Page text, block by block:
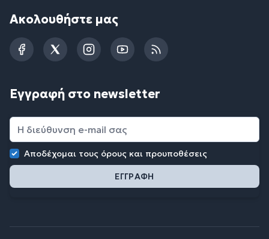
Ακολουθήστε μας
FacebookTwitterInstagramYouTubeRSS
Εγγραφή στο newsletter
Αποδέχομαι τους όρους και προυποθέσεις